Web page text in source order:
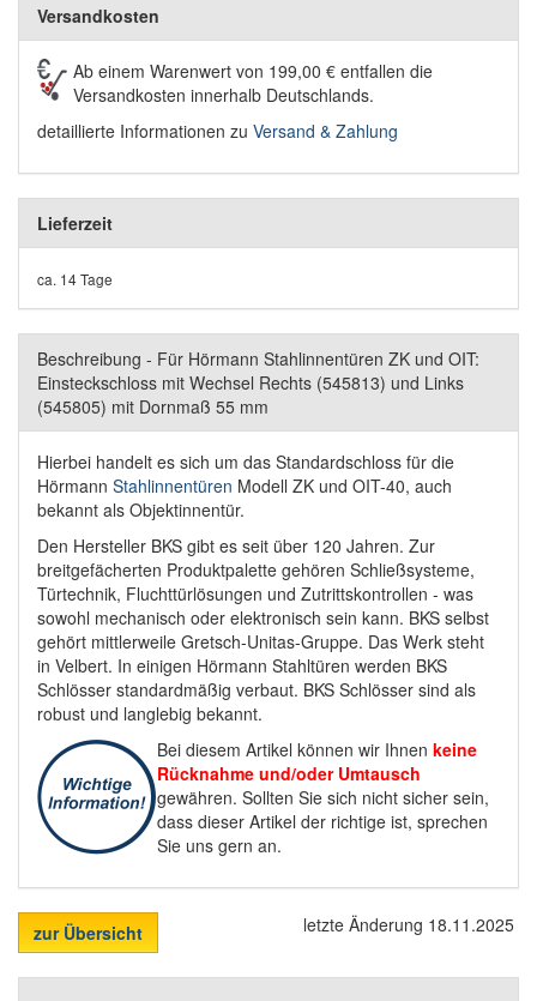
Versandkosten
Ab einem Warenwert von 199,00 € entfallen die
Versandkosten innerhalb Deutschlands.
detaillierte Informationen zu Versand & Zahlung
Lieferzeit
ca. 14 Tage
Beschreibung - Für Hörmann Stahlinnentüren ZK und OIT:
Einsteckschloss mit Wechsel Rechts (545813) und Links
(545805) mit Dornmaß 55 mm
Hierbei handelt es sich um das Standardschloss für die
Hörmann Stahlinnentüren Modell ZK und OIT-40, auch
bekannt als Objektinnentür.
Den Hersteller BKS gibt es seit über 120 Jahren. Zur
breitgefächerten Produktpalette gehören Schließsysteme,
Türtechnik, Fluchttürlösungen und Zutrittskontrollen - was
sowohl mechanisch oder elektronisch sein kann. BKS selbst
gehört mittlerweile Gretsch-Unitas-Gruppe. Das Werk steht
in Velbert. In einigen Hörmann Stahltüren werden BKS
Schlösser standardmäßig verbaut. BKS Schlösser sind als
robust und langlebig bekannt.
Bei diesem Artikel können wir Ihnen keine
Rücknahme und/oder Umtausch
gewähren. Sollten Sie sich nicht sicher sein,
dass dieser Artikel der richtige ist, sprechen
Sie uns gern an.
zur Übersicht letzte Änderung 18.11.2025